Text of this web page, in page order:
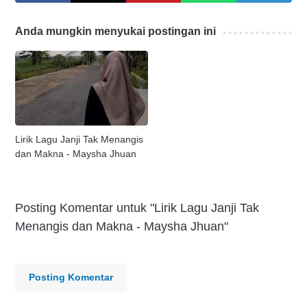
Anda mungkin menyukai postingan ini
Lirik Lagu Janji Tak Menangis
dan Makna - Maysha Jhuan
Posting Komentar untuk "Lirik Lagu Janji Tak
Menangis dan Makna - Maysha Jhuan"
Posting Komentar